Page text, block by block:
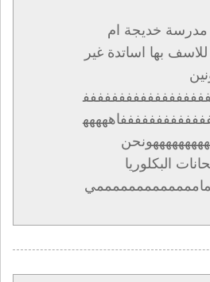
خديجة ام
بها اساتدة غير
البكلوريا